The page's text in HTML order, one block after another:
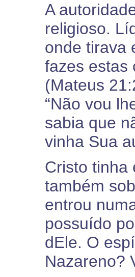
A
religioso.
onde tirava
fazes estas
(Mateus
“Não vou
sabia que
vinha Sua
Cristo tinha
também
entrou
possuído
dEle. O
Nazareno?